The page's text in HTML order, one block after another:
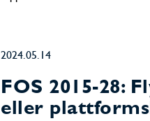
2024.05.14
FOS 2015-28:
eller